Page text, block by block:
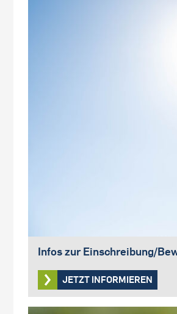
Infos zur Einschreibung/
JETZT INFORMIEREN